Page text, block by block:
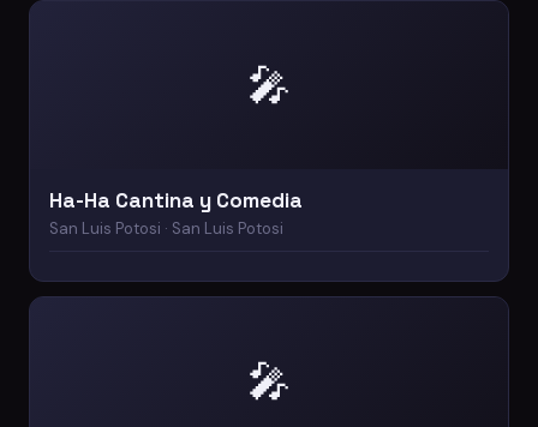
🎤
Ha-Ha Cantina y Comedia
San Luis Potosi · San Luis Potosi
🎤